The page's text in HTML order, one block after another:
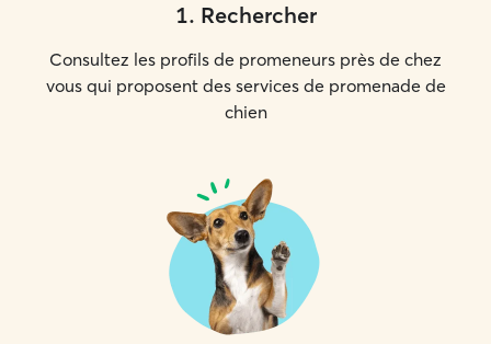
1. Rechercher
Consultez les profils de promeneurs près de chez
vous qui proposent des services de promenade de
chien